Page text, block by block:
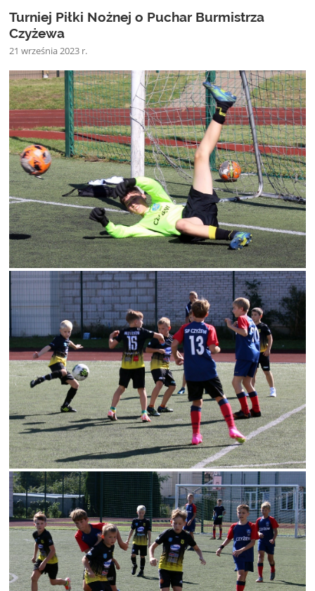
Turniej Piłki Nożnej o Puchar Burmistrza
Czyżewa
21 września 2023 r.